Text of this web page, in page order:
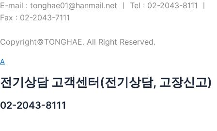
E-mail : tonghae01@hanmail.net ㅣ Tel : 02-2043-8111 ㅣ
Fax : 02-2043-7111
Copyright©TONGHAE. All Right Reserved.
A
전기상담 고객센터(전기상담, 고장신고)
02-2043-8111